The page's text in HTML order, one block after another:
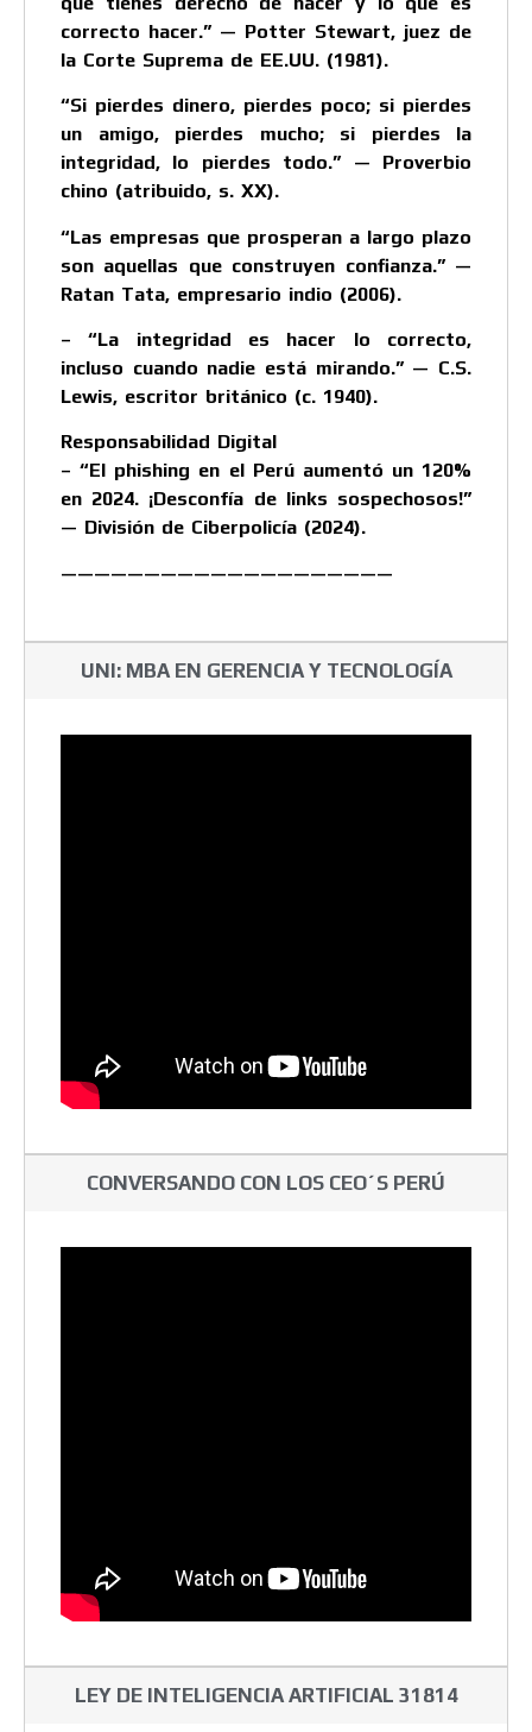
correcto hacer.” — Potter Stewart, juez de
la Corte Suprema de EE.UU. (1981).
“Si pierdes dinero, pierdes poco; si pierdes
un amigo, pierdes mucho; si pierdes la
integridad, lo pierdes todo.” — Proverbio
chino (atribuido, s. XX).
“Las empresas que prosperan a largo plazo
son aquellas que construyen confianza.” —
Ratan Tata, empresario indio (2006).
– “La integridad es hacer lo correcto,
incluso cuando nadie está mirando.” — C.S.
Lewis, escritor británico (c. 1940).
Responsabilidad Digital
– “El phishing en el Perú aumentó un 120%
en 2024. ¡Desconfía de links sospechosos!”
— División de Ciberpolicía (2024).
————————————————————
UNI: MBA EN GERENCIA Y TECNOLOGÍA
CONVERSANDO CON LOS CEO´S PERÚ
LEY DE INTELIGENCIA ARTIFICIAL 31814